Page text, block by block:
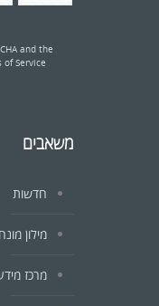
and the
of Service
משאבים
חדשות
מילון
מרכז